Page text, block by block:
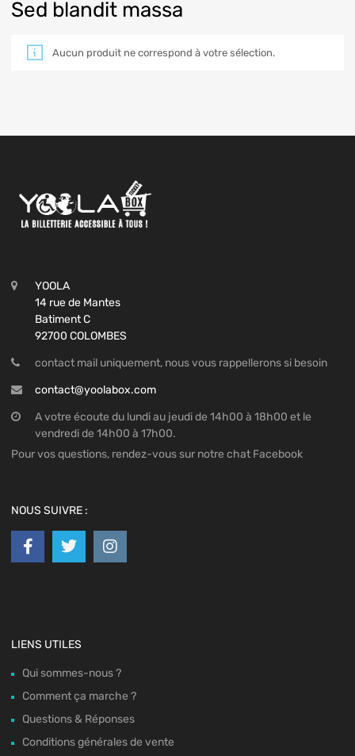
Sed blandit massa
Aucun produit ne correspond à votre sélection.
YOOLA
14 rue de Mantes
Batiment C
92700 COLOMBES
contact mail uniquement, nous vous rappellerons si besoin
contact@yoolabox.com
A votre écoute du lundi au jeudi de 14h00 à 18h00 et le
vendredi de 14h00 à 17h00.
Pour vos questions, rendez-vous sur notre chat Facebook
NOUS SUIVRE :
LIENS UTILES
Qui sommes-nous ?
Comment ça marche ?
Questions & Réponses
Conditions générales de vente